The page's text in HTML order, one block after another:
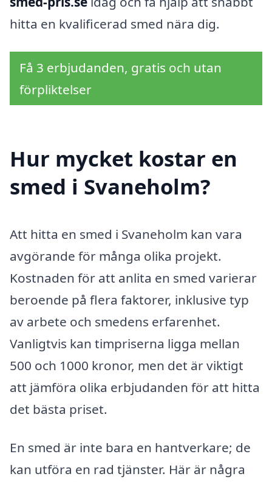
hitta en kvalificerad smed nära dig.
Få 3 erbjudanden, gratis och utan
förpliktelser
Hur mycket kostar en
smed i Svaneholm?
Att hitta en smed i Svaneholm kan vara
avgörande för många olika projekt.
Kostnaden för att anlita en smed varierar
beroende på flera faktorer, inklusive typ
av arbete och smedens erfarenhet.
Vanligtvis kan timpriserna ligga mellan
500 och 1000 kronor, men det är viktigt
att jämföra olika erbjudanden för att hitta
det bästa priset.
En smed är inte bara en hantverkare; de
kan utföra en rad tjänster. Här är några